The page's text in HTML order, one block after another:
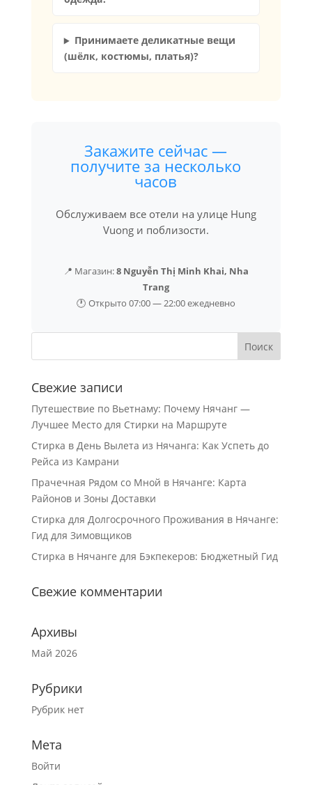
Принимаете деликатные вещи
(шёлк, костюмы, платья)?
Закажите сейчас —
получите за несколько
часов
Обслуживаем все отели на улице Hung
Vuong и поблизости.
📍 Магазин:8 Nguyễn Thị Minh Khai, Nha
Trang
🕐 Открыто 07:00 — 22:00 ежедневно
Свежие записи
Путешествие по Вьетнаму: Почему Нячанг —
Лучшее Место для Стирки на Маршруте
Стирка в День Вылета из Нячанга: Как Успеть до
Рейса из Камрани
Прачечная Рядом со Мной в Нячанге: Карта
Районов и Зоны Доставки
Стирка для Долгосрочного Проживания в Нячанге:
Гид для Зимовщиков
Стирка в Нячанге для Бэкпекеров: Бюджетный Гид
Свежие комментарии
Архивы
Май 2026
Рубрики
Рубрик нет
Мета
Войти